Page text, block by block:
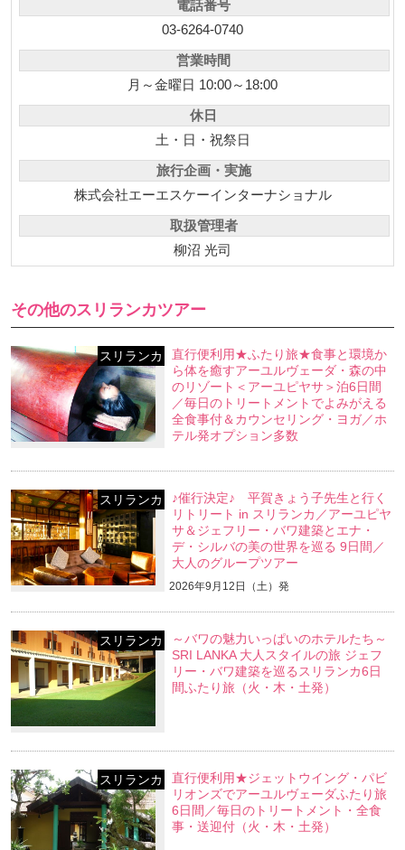
電話番号
03-6264-0740
営業時間
月～金曜日 10:00～18:00
休日
土・日・祝祭日
旅行企画・実施
株式会社エーエスケーインターナショナル
取扱管理者
柳沼 光司
その他のスリランカツアー
スリランカ
直行便利用★ふたり旅★食事と環境か
ら体を癒すアーユルヴェーダ・森の中
のリゾート＜アーユピヤサ＞泊6日間
／毎日のトリートメントでよみがえる
全食事付＆カウンセリング・ヨガ／ホ
テル発オプション多数
スリランカ
♪催行決定♪ 平賀きょう子先生と行く
リトリート in スリランカ／アーユピヤ
サ＆ジェフリー・バワ建築とエナ・
デ・シルバの美の世界を巡る 9日間／
大人のグループツアー
2026年9月12日（土）発
スリランカ
～バワの魅力いっぱいのホテルたち～
SRI LANKA 大人スタイルの旅 ジェフ
リー・バワ建築を巡るスリランカ6日
間ふたり旅（火・木・土発）
スリランカ
直行便利用★ジェットウイング・パビ
リオンズでアーユルヴェーダふたり旅
6日間／毎日のトリートメント・全食
事・送迎付（火・木・土発）